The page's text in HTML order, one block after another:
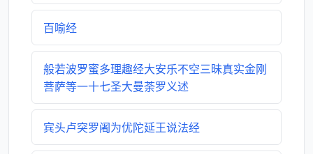
百喻经
般若波罗蜜多理趣经大安乐不空三昧真实金刚
菩萨等一十七圣大曼荼罗义述
宾头卢突罗阇为优陀延王说法经